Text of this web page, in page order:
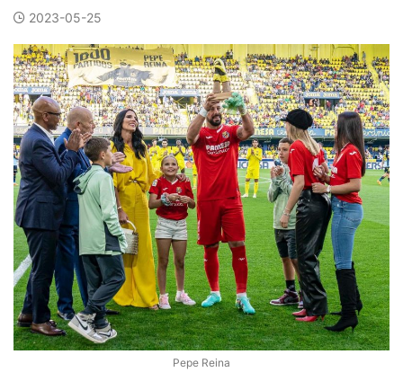
2023-05-25
Pepe Reina